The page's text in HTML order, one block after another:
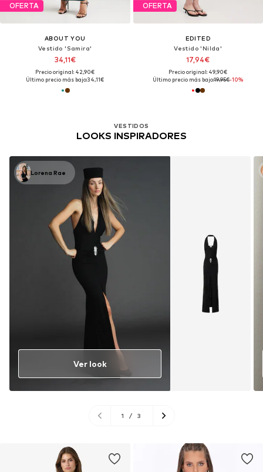
OFERTA
ABOUT YOU
Vestido 'Samira'
34,11€
Precio original: 42,90€
Último precio más bajo:34,11€
OFERTA
EDITED
Vestido 'Nilda'
17,94€
Precio original: 49,90€
Último precio más bajo:19,95€-10%
VESTIDOS
LOOKS INSPIRADORES
Lorena Rae
Ver look
1 / 3